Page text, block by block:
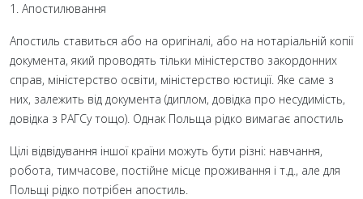
1. Апостилювання
Апостиль ставиться або на оригіналі, або на нотаріальній копії
документа, який проводять тільки міністерство закордонних
справ, міністерство освіти, міністерство юстиції. Яке саме з
них, залежить від документа (диплом, довідка про несудимість,
довідка з РАГСу тощо). Однак Польща рідко вимагає апостиль
Цілі відвідування іншої країни можуть бути різні: навчання,
робота, тимчасове, постійне місце проживання і т.д., але для
Польщі рідко потрібен апостиль.